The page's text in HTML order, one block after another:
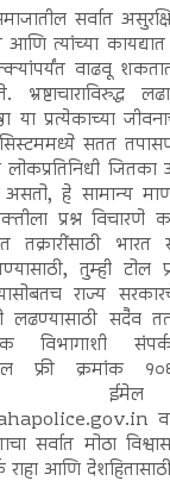
सर्वात
आणि त्यांच्या
वाढवू
या प्रत्येकाच्या
सतत
लोकप्रतिनिधी
हे सामान्य
प्रश्न विचारणे
तक्रारींसाठी भारत
तुम्ही टोल
राज्य
लढण्यासाठी सदैव
विभागाशी
फ्री क्रमांक
सर्वात मोठा
राहा आणि